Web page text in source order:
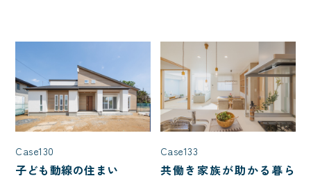
Case130
子ども動線の住まい
Case133
共働き家族が助かる暮ら